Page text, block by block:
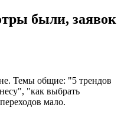
были, заявок
Темы общие: "5 трендов
"как выбрать
мало.